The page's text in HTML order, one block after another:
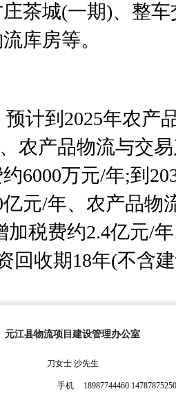
茶城(一期)、整
库房等。
计到2025年农产
农产品物流与交
6000万元/年;到
元/年、农产品物
加税费约2.4亿元/
回收期18年(不含
元江县物流项目建设管理办公室
刀女士 沙先生
手机 18987744460 14787875250